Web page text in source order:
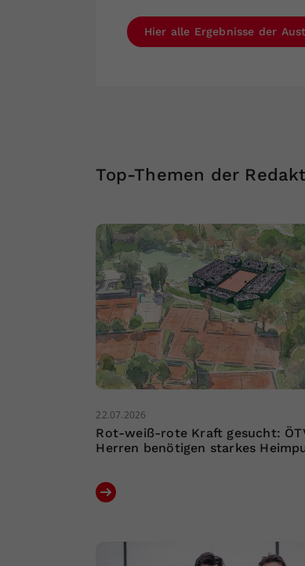
Hier alle Ergebnisse der
Top-Themen der
22.07.2026
Rot-weiß-rote Kraft gesucht:
Herren benötigen starkes